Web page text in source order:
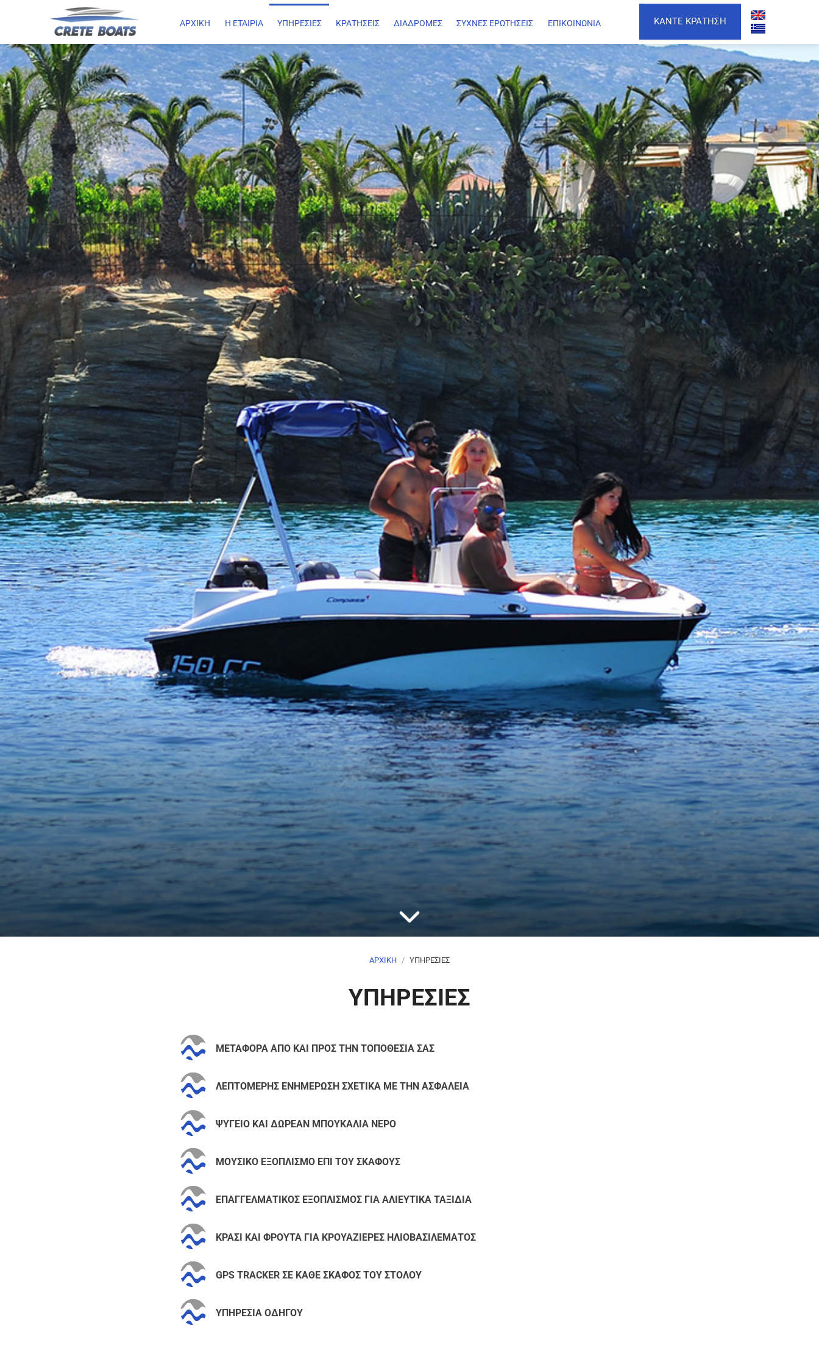
ΑΡΧΙΚΗ Η ΕΤΑΙΡΙΑ ΥΠΗΡΕΣΙΕΣ ΚΡΑΤΗΣΕΙΣ ΔΙΑΔΡΟΜΕΣ ΣΥΧΝΕΣ ΕΡΩΤΗΣΕΙΣ ΕΠΙΚΟΙΝΩΝΙΑ ΚΑΝΤΕ ΚΡΑΤΗΣΗ
ΑΡΧΙΚΗ ΥΠΗΡΕΣΙΕΣ
ΥΠΗΡΕΣΙΕΣ
ΜΕΤΑΦΟΡΑ ΑΠΟ ΚΑΙ ΠΡΟΣ ΤΗΝ ΤΟΠΟΘΕΣΙΑ ΣΑΣ
ΛΕΠΤΟΜΕΡΗΣ ΕΝΗΜΕΡΩΣΗ ΣΧΕΤΙΚΑ ΜΕ ΤΗΝ ΑΣΦΑΛΕΙΑ
ΨΥΓΕΙΟ ΚΑΙ ΔΩΡΕΑΝ ΜΠΟΥΚΑΛΙΑ ΝΕΡΟ
ΜΟΥΣΙΚΟ ΕΞΟΠΛΙΣΜΟ ΕΠΙ ΤΟΥ ΣΚΑΦΟΥΣ
ΕΠΑΓΓΕΛΜΑΤΙΚΟΣ ΕΞΟΠΛΙΣΜΟΣ ΓΙΑ ΑΛΙΕΥΤΙΚΑ ΤΑΞΙΔΙΑ
ΚΡΑΣΙ ΚΑΙ ΦΡΟΥΤΑ ΓΙΑ ΚΡΟΥΑΖΙΕΡΕΣ ΗΛΙΟΒΑΣΙΛΕΜΑΤΟΣ
GPS TRACKER ΣΕ ΚΑΘΕ ΣΚΑΦΟΣ ΤΟΥ ΣΤΟΛΟΥ
ΥΠΗΡΕΣΙΑ ΟΔΗΓΟΥ